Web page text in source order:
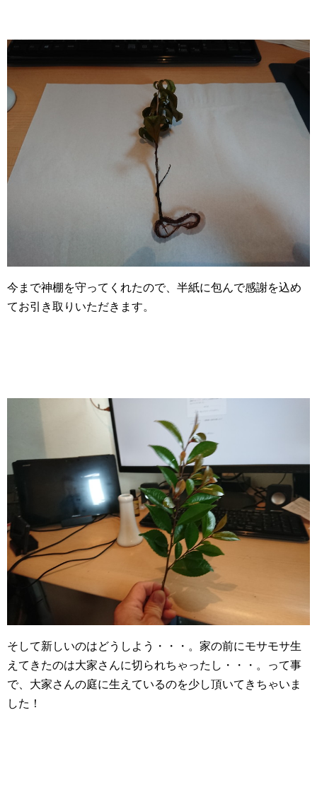
今まで神棚を守ってくれたので、半紙に包んで感謝を込め
てお引き取りいただきます。
そして新しいのはどうしよう・・・。家の前にモサモサ生
えてきたのは大家さんに切られちゃったし・・・。って事
で、大家さんの庭に生えているのを少し頂いてきちゃいま
した！